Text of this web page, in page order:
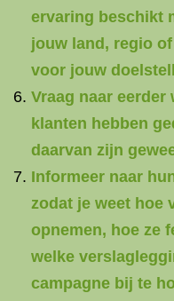
ervaring beschikt
jouw land, regio
voor jouw
Vraag naar eerder
klanten hebben
daarvan zijn
Informeer naar
zodat je weet hoe
opnemen, hoe ze
welke
campagne bij te